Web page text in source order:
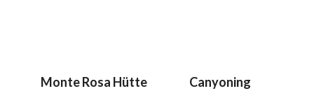
Monte Rosa Hütte
Canyoning